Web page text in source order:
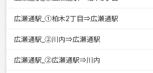
広瀬通駅_①柏木2丁目⇒広瀬通駅
広瀬通駅_②川内⇒広瀬通駅
広瀬通駅_②広瀬通駅⇒川内